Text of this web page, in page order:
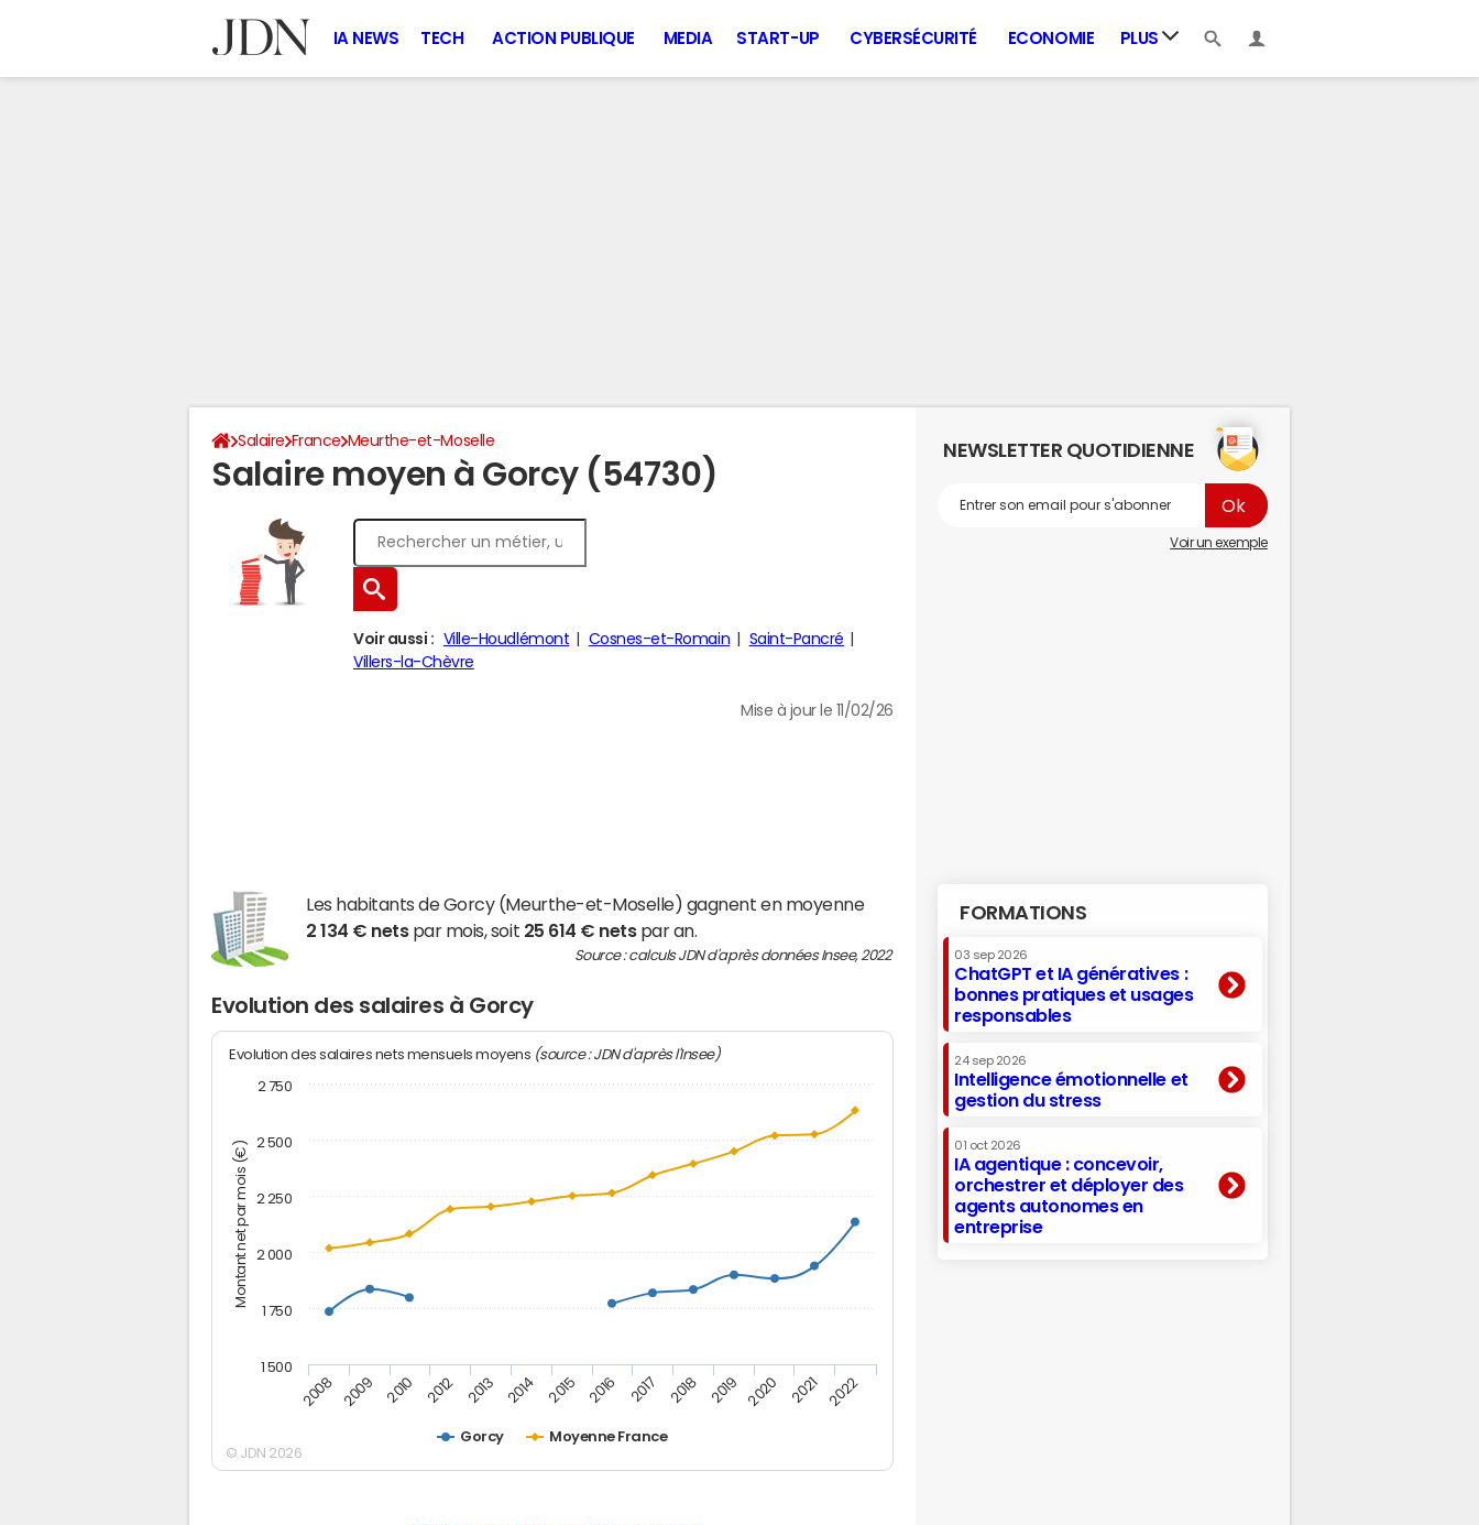
IA NEWS TECH ACTION PUBLIQUE MEDIA START-UP CYBERSÉCURITÉ ECONOMIE PLUS
Salaire France Meurthe-et-Moselle
Salaire moyen à Gorcy (54730)
Voir aussi : Ville-Houdlémont Cosnes-et-Romain
Saint-Pancré
Villers-la-Chèvre
Mise à jour le 11/02/26
Les habitants de Gorcy (Meurthe-et-Moselle) gagnent en moyenne
2 134 € netspar mois, soit 25 614 € netspar an.
Source : calculs JDN d'après données Insee, 2022
Evolution des salaires à Gorcy
Montant net par mois (€)
Evolution des salaires nets mensuels moyens (source : JDN d'après l'Insee)
Gorcy Moyenne France
2008 2009 2010 2012 2013 2014 2015 2016 2017 2018 2019 2020 2021 2022
1 500
1 750
2 000
2 250
2 500
2 750
© JDN 2026
NEWSLETTER QUOTIDIENNE
Voir un exemple
FORMATIONS
03 sep 2026
ChatGPT et IA génératives :
bonnes pratiques et usages
responsables
24 sep 2026
Intelligence émotionnelle et
gestion du stress
01 oct 2026
IA agentique : concevoir,
orchestrer et déployer des
agents autonomes en
entreprise